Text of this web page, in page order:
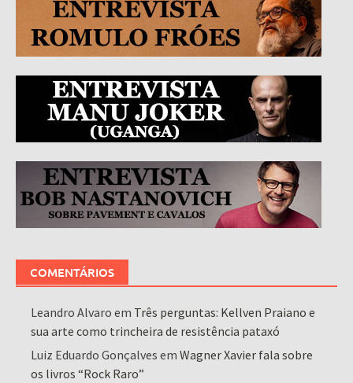
COMENTÁRIOS
Leandro Alvaro em Três perguntas: Kellven Praiano e
sua arte como trincheira de resistência pataxó
Luiz Eduardo Gonçalves emWagner Xavier fala sobre
os livros “Rock Raro”